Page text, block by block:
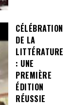
CÉLÉBRATION
DE LA
LITTÉRATURE
: UNE
PREMIÈRE
ÉDITION
RÉUSSIE